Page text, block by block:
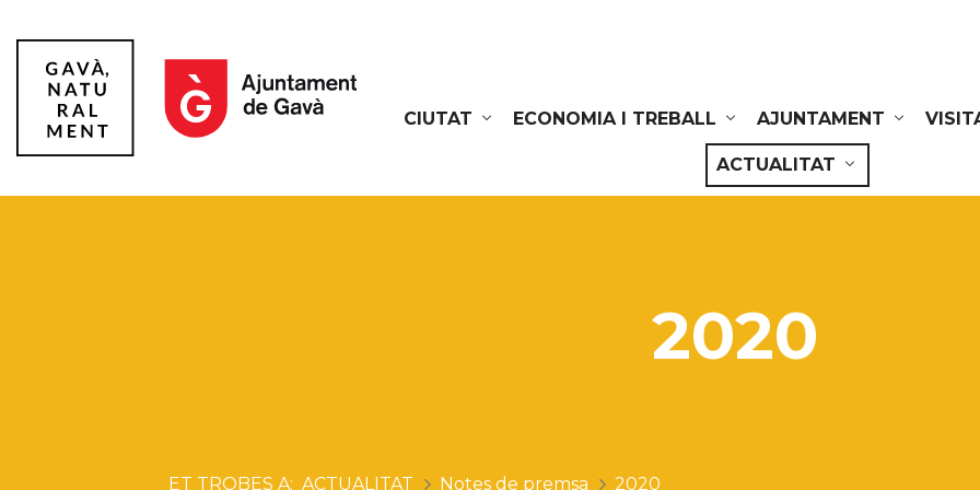
CIUTAT
ECONOMIA I TREBALL AJUNTAMENT
ACTUALITAT
2020
ACTUALITAT Notes de premsa 2020